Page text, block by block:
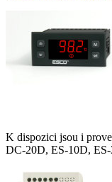
K dispozici jsou i
DC-20D, ES-10D,